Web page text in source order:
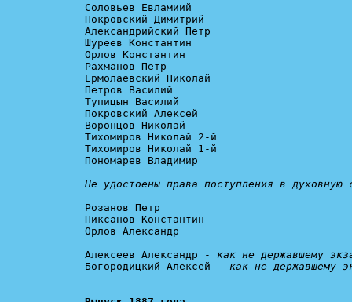
Соловьев Евламиий
Покровский Димитрий
Александрийский Петр
Шуреев Константин
Орлов Константин
Рахманов Петр
Ермолаевский Николай
Петров Василий
Тупицын Василий
Покровский Алексей
Воронцов Николай
Тихомиров Николай 2-й
Тихомиров Николай 1-й
Пономарев Владимир
Не удостоены права поступления в духовную
Розанов Петр
Пиксанов Константин
Орлов Александр
Алексеев Александр - как не державшему
Богородицкий Алексей - как не державшему